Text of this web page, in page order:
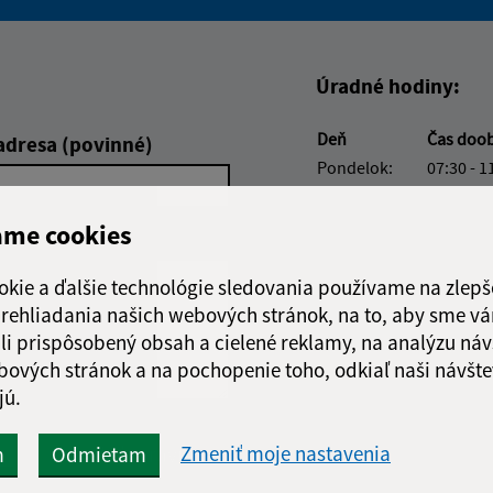
cookies
a ďalšie technológie sledovania používame na
našich webových stránok, na to, aby sme
prispôsobený obsah a cielené reklamy, na analýzu
stránok a na pochopenie toho, odkiaľ naši
Odmietam Zmeniť moje nastavenia
(povinné)
Google reCaptcha Response
Odoslať správu
Úradné hodiny:
Deň Čas
Pondelok:
07:30 -
Piatok:
07:30 -
Obedňajšia